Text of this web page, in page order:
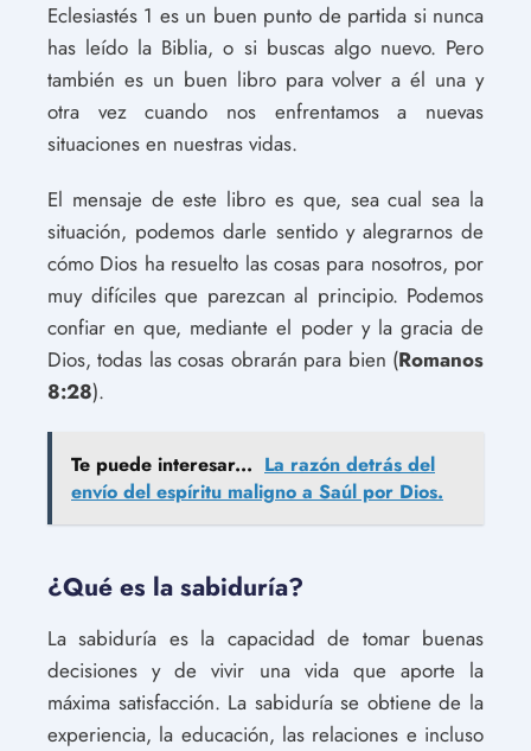
Eclesiastés 1 es un buen punto de partida si nunca
has leído la Biblia, o si buscas algo nuevo. Pero
también es un buen libro para volver a él una y
otra vez cuando nos enfrentamos a nuevas
situaciones en nuestras vidas.
El mensaje de este libro es que, sea cual sea la
situación, podemos darle sentido y alegrarnos de
cómo Dios ha resuelto las cosas para nosotros, por
muy difíciles que parezcan al principio. Podemos
confiar en que, mediante el poder y la gracia de
Dios, todas las cosas obrarán para bien (Romanos
8:28).
Te puede interesar... La razón detrás del
envío del espíritu maligno a Saúl por Dios.
¿Qué es la sabiduría?
La sabiduría es la capacidad de tomar buenas
decisiones y de vivir una vida que aporte la
máxima satisfacción. La sabiduría se obtiene de la
experiencia, la educación, las relaciones e incluso